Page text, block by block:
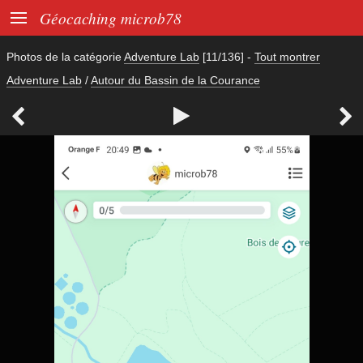
 Géocaching microb78
Photos de la catégorieAdventure Lab [11/136] - Tout montrer
Adventure Lab /Autour du Bassin de la Courance
  